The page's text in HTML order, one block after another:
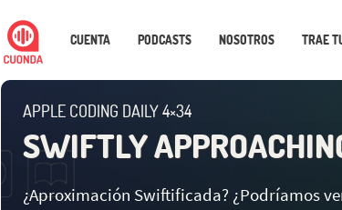
CUENTA PODCASTS NOSOTROS TRAE
APPLE CODING DAILY 4×34
SWIFTLY
¿Aproximación Swiftificada? ¿Podríamos